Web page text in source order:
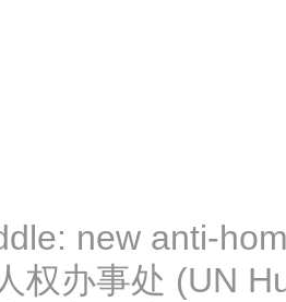
new anti-
权办事处 (UN